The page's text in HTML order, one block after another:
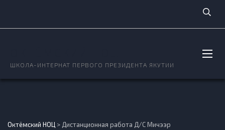
ШКОЛА-ИНТЕРНАТ ПЕРВОГО ПРЕЗИДЕНТА ЯКУТИИ
Октёмский НОЦ > Дистанционная работа Д/С Мичээр